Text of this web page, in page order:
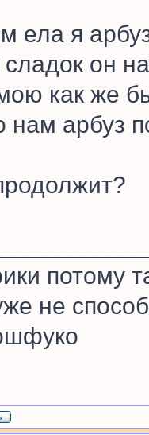
ела я
он
как же
нам арбуз
потому
не